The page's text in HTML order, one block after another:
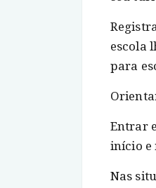
escola
para
Entrar
início e
Nas